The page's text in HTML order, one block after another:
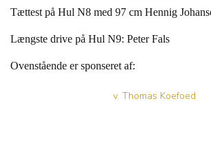
Tættest på Hul N8 med 97 cm Hennig
Længste drive på Hul N9: Peter Fals
Ovenstående er sponseret af:
v. Thomas Koefoed